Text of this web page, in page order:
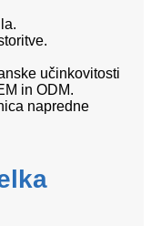
učinkovitosti
in ODM.
napredne